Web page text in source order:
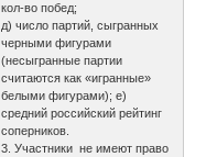
кол-во побед;
д) число партий, сыгранных
черными фигурами
(несыгранные партии
считаются как «игранные»
белыми фигурами); е)
средний российский рейтинг
соперников.
3. Участники не имеют право